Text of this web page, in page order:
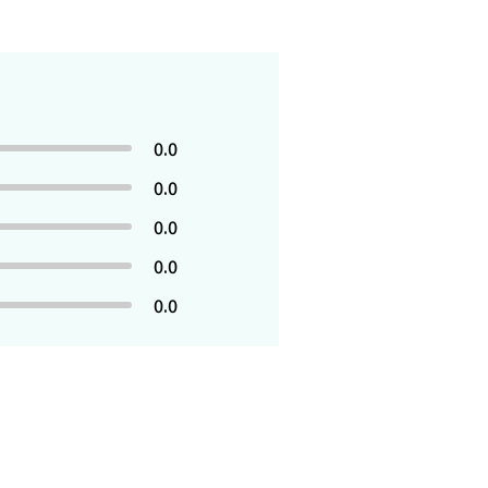
0.0
0.0
0.0
0.0
0.0